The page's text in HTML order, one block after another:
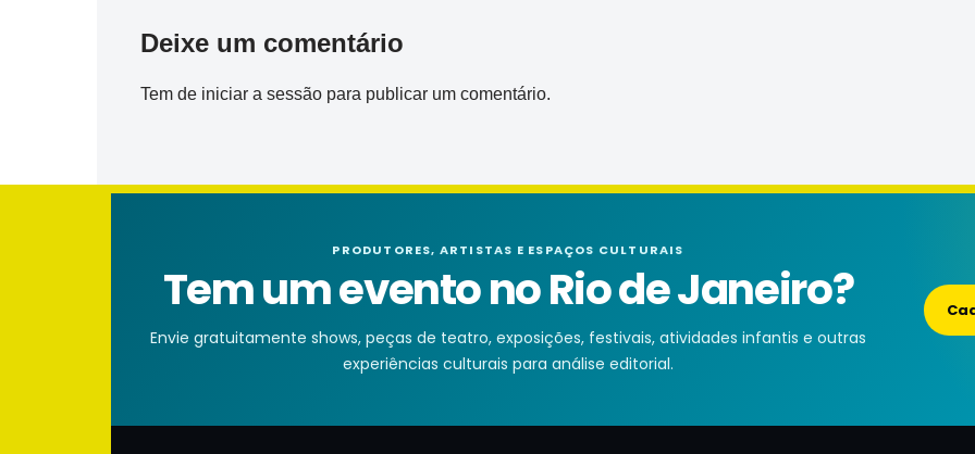
Deixe um comentário
Tem de iniciar a sessão para publicar um comentário.
PRODUTORES, ARTISTAS E ESPAÇOS CULTURAIS
Tem um evento no Rio de Janeiro?
Envie gratuitamente shows, peças de teatro, exposições, festivais, atividades infantis e outras
experiências culturais para análise editorial.